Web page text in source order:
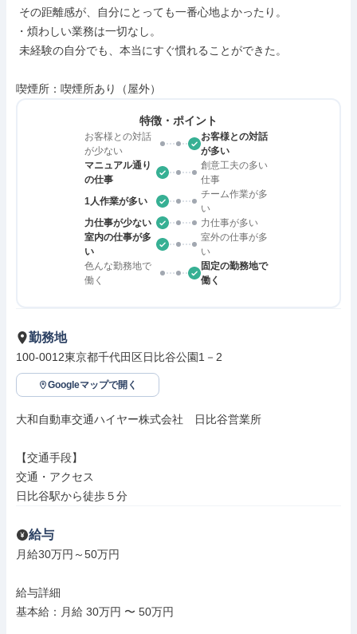
・煩わしい業務は一切なし。
喫煙所：喫煙所あり（屋外）
特徴・ポイント
お客様との対話
が少ない
お客様との対話
が多い
マニュアル通り
の仕事
創意工夫の多い
仕事
1人作業が多い
チーム作業が多
い
力仕事が少ない
力仕事が多い
室内の仕事が多
い
室外の仕事が多
い
色んな勤務地で
働く
固定の勤務地で
働く
勤務地
100-0012東京都千代田区日比谷公園1－2
Googleマップで開く
大和自動車交通ハイヤー株式会社　日比谷営業所
【交通手段】
交通・アクセス
日比谷駅から徒歩５分
給与
月給30万円～50万円
給与詳細
基本給：月給 30万円 〜 50万円